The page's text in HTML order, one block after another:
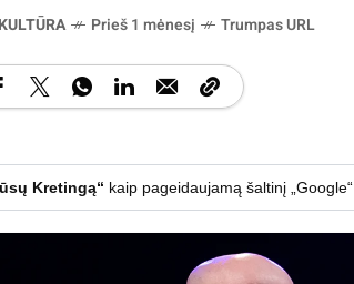
KULTŪRA Prieš 1 mėnesį Trumpas URL
Kretingą“ kaip pageidaujamą šaltinį „Google“